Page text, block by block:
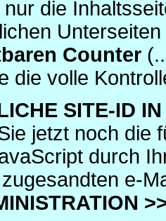
die
Counter
die volle
SITE-ID
jetzt noch die
durch
e-